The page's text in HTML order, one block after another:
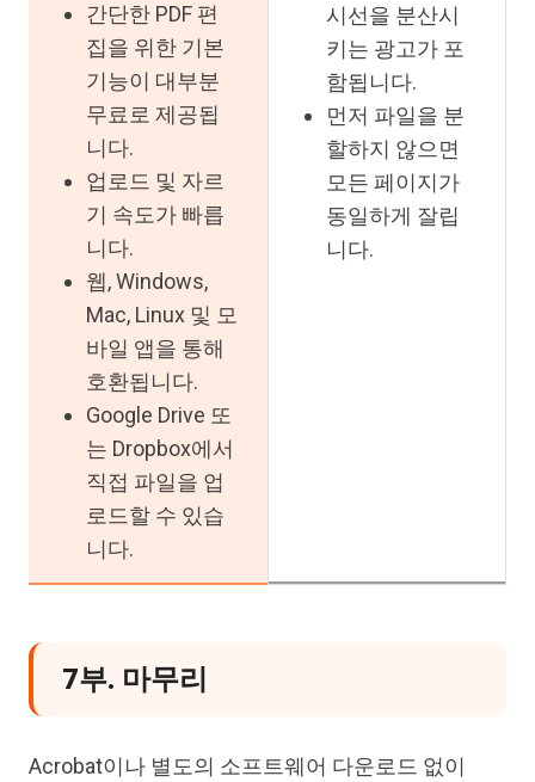
간단한 PDF 편
집을 위한 기본
기능이 대부분
무료로 제공됩
니다.
업로드 및 자르
기 속도가 빠릅
니다.
웹, Windows,
Mac, Linux 및 모
바일 앱을 통해
호환됩니다.
Google Drive 또
는 Dropbox에서
직접 파일을 업
로드할 수 있습
니다.
시선을 분산시
키는 광고가 포
함됩니다.
먼저 파일을 분
할하지 않으면
모든 페이지가
동일하게 잘립
니다.
7부. 마무리
Acrobat이나 별도의 소프트웨어 다운로드 없이